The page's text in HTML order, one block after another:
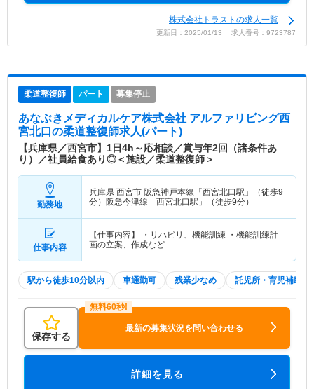
株式会社トラストの求人一覧
更新日：2025/01/13 求人番号：9723787
柔道整復師 パート 募集停止
あなぶきメディカルケア株式会社 アルファリビング西
宮北口 の柔道整復師求人(パート)
【兵庫県／西宮市】1日4h～応相談／賞与年2回（諸条件あ
り）／社員給食あり◎＜施設／柔道整復師＞
勤務地
兵庫県 西宮市 阪急神戸本線「西宮北口駅」（徒歩9
分）阪急今津線「西宮北口駅」（徒歩9分）
仕事内容
【仕事内容】 ・リハビリ、機能訓練 ・機能訓練計
画の立案、作成など
駅から徒歩10分以内 車通勤可 残業少なめ 託児所・育児補助
保存する
最新の募集状況を問い合わせる
詳細を見る